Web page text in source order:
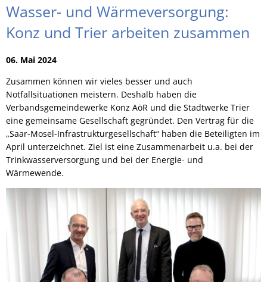
Wasser- und Wärmeversorgung:
Konz und Trier arbeiten zusammen
06. Mai 2024
Zusammen können wir vieles besser und auch
Notfallsituationen meistern. Deshalb haben die
Verbandsgemeindewerke Konz AöR und die Stadtwerke Trier
eine gemeinsame Gesellschaft gegründet. Den Vertrag für die
„Saar-Mosel-Infrastrukturgesellschaft“ haben die Beteiligten im
April unterzeichnet. Ziel ist eine Zusammenarbeit u.a. bei der
Trinkwasserversorgung und bei der Energie- und
Wärmewende.